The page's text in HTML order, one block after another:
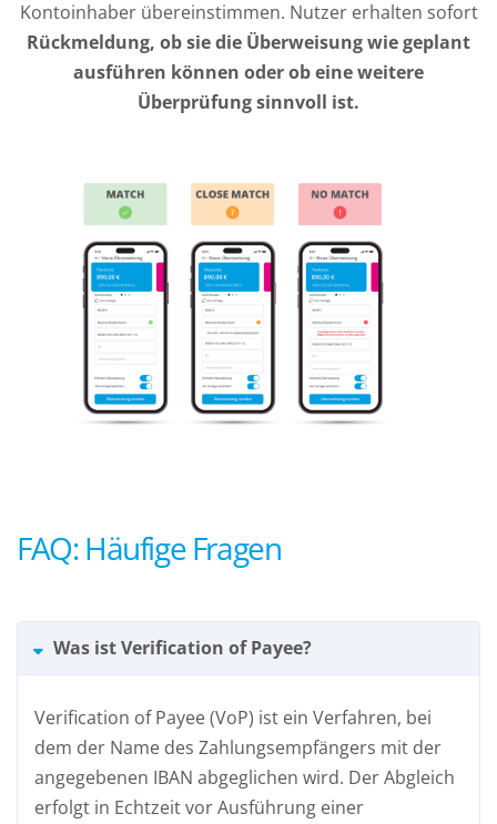
Kontoinhaber übereinstimmen. Nutzer erhalten sofort
Rückmeldung, ob sie die Überweisung wie geplant
ausführen können oder ob eine weitere
Überprüfung sinnvoll ist.
FAQ: Häufige Fragen
Was ist Verification of Payee?
Verification of Payee (VoP) ist ein Verfahren, bei
dem der Name des Zahlungsempfängers mit der
angegebenen IBAN abgeglichen wird. Der Abgleich
erfolgt in Echtzeit vor Ausführung einer